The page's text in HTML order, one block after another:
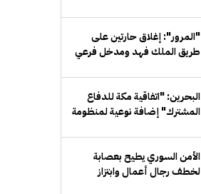
"المرور": إغلاق حارتين على
طريق الملك فهد ومدخل فرعي
البحرين: "اتفاقية مكة للدفاع
المشترك" إضافة نوعية لمنظومة
الأمن السوري يطيح بعصابة
لخطف رجال أعمال وابتزاز